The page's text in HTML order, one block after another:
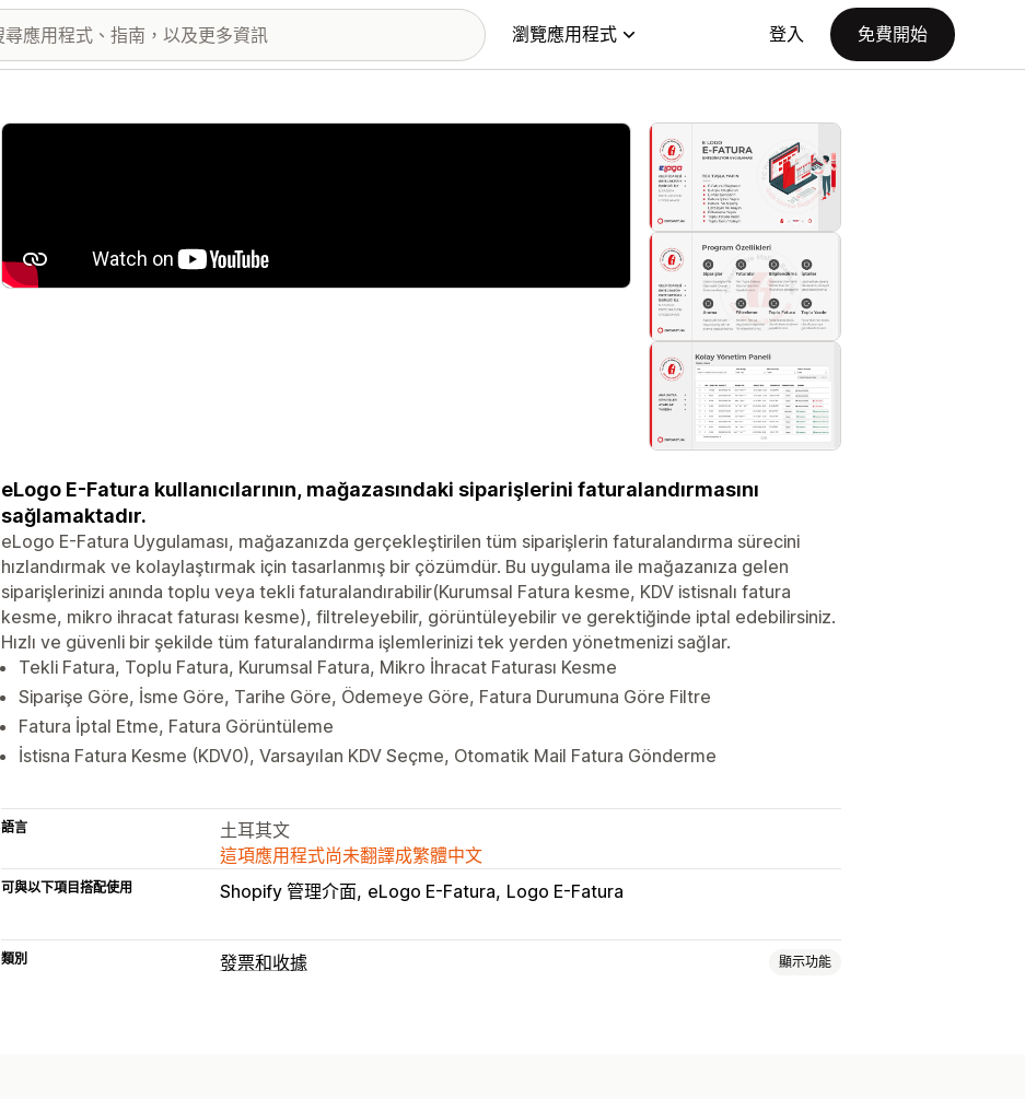
瀏覽應用程式 登入 免費開始
主要圖片圖庫
eLogo E-Fatura kullanıcılarının, mağazasındaki siparişlerini faturalandırmasını
sağlamaktadır.
eLogo E-Fatura Uygulaması, mağazanızda gerçekleştirilen tüm siparişlerin faturalandırma sürecini
hızlandırmak ve kolaylaştırmak için tasarlanmış bir çözümdür. Bu uygulama ile mağazanıza gelen
siparişlerinizi anında toplu veya tekli faturalandırabilir(Kurumsal Fatura kesme, KDV istisnalı fatura
kesme, mikro ihracat faturası kesme), filtreleyebilir, görüntüleyebilir ve gerektiğinde iptal edebilirsiniz.
Hızlı ve güvenli bir şekilde tüm faturalandırma işlemlerinizi tek yerden yönetmenizi sağlar.
Tekli Fatura, Toplu Fatura, Kurumsal Fatura, Mikro İhracat Faturası Kesme
Siparişe Göre, İsme Göre, Tarihe Göre, Ödemeye Göre, Fatura Durumuna Göre Filtre
Fatura İptal Etme, Fatura Görüntüleme
İstisna Fatura Kesme (KDV0), Varsayılan KDV Seçme, Otomatik Mail Fatura Gönderme
語言
土耳其文
這項應用程式尚未翻譯成繁體中文
可與以下項目搭配使用 Shopify 管理介面 eLogo E-Fatura Logo E-Fatura
類別 發票和收據 顯示功能